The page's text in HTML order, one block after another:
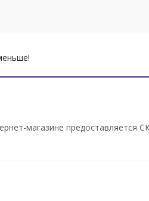
магазине предоставляется